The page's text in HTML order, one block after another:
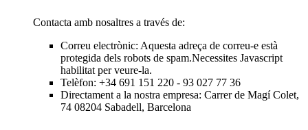
Contacta amb nosaltres a través de:
Correu electrònic: Aquesta adreça de correu-e està
protegida dels robots de spam.Necessites Javascript
habilitat per veure-la.
Telèfon: +34 691 151 220 - 93 027 77 36
Directament a la nostra empresa: Carrer de Magí Colet,
74 08204 Sabadell, Barcelona